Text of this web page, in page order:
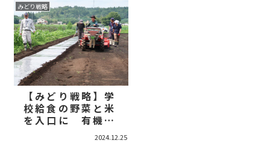
みどり戦略
【みどり戦略】学
校給食の野菜と米
を入口に 有機農
業、始めました2024.12.25